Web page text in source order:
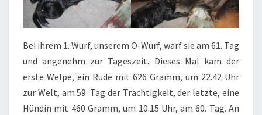
Bei ihrem 1. Wurf, unserem O-Wurf, warf sie am 61. Tag
und angenehm zur Tageszeit. Dieses Mal kam der
erste Welpe, ein Rüde mit 626 Gramm, um 22.42 Uhr
zur Welt, am 59. Tag der Trächtigkeit, der letzte, eine
Hündin mit 460 Gramm, um 10.15 Uhr, am 60. Tag. An